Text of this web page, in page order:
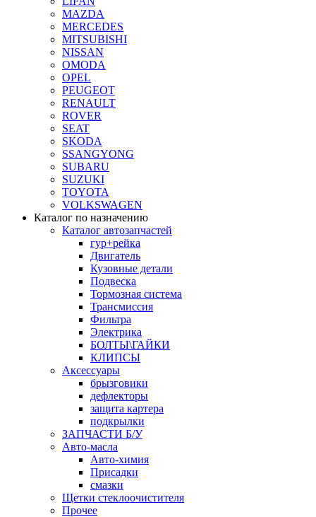
MAZDA
MERCEDES
MITSUBISHI
NISSAN
OMODA
OPEL
PEUGEOT
RENAULT
ROVER
SEAT
SKODA
SSANGYONG
SUBARU
SUZUKI
TOYOTA
VOLKSWAGEN
Каталог по назначению
Каталог автозапчастей
гур+рейка
Двигатель
Кузовные детали
Подвеска
Тормозная система
Трансмиссия
Фильтра
Электрика
БОЛТЫ\ГАЙКИ
КЛИПСЫ
Аксессуары
брызговики
дефлекторы
защита картера
подкрылки
ЗАПЧАСТИ Б/У
Авто-масла
Авто-химия
Присадки
смазки
Щетки стеклоочистителя
Прочее